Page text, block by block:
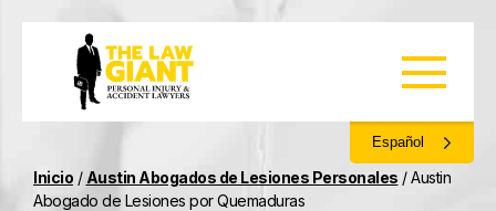
Español
Inicio / Austin Abogados de Lesiones Personales /Austin
Abogado de Lesiones por Quemaduras